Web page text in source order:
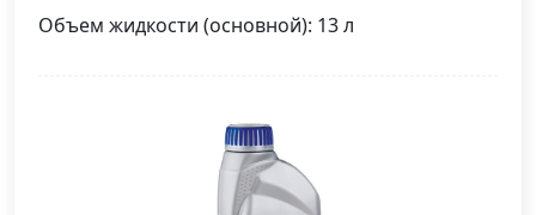
Объем жидкости (основной): 13 л